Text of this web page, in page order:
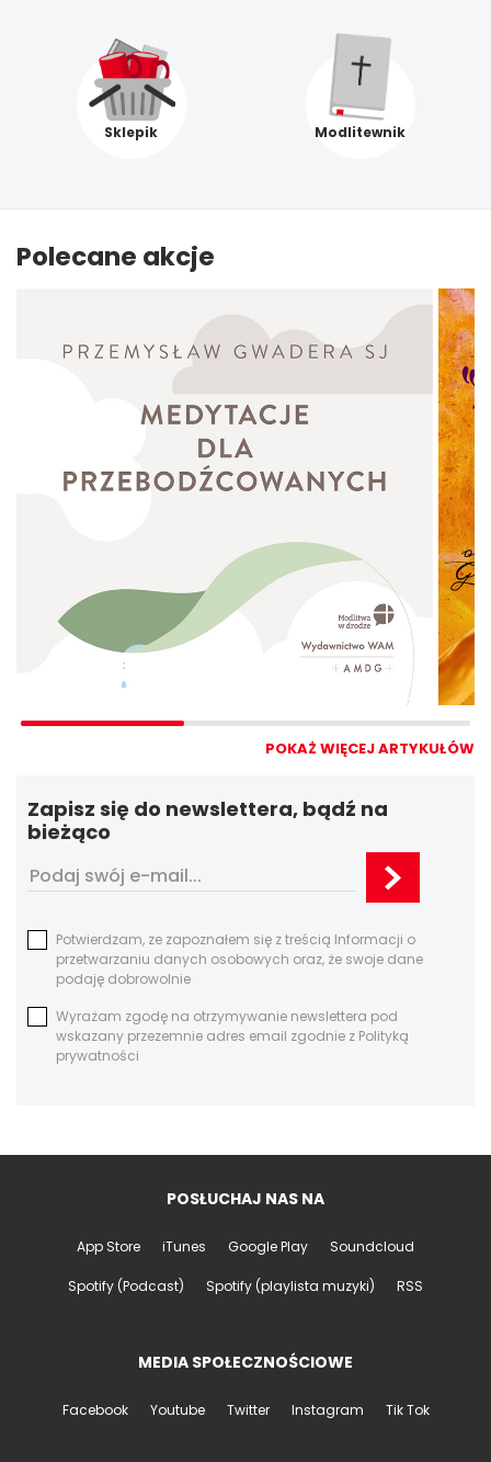
Sklepik Modlitewnik
Polecane akcje
POKAŻ WIĘCEJ ARTYKUŁÓW
Zapisz się do newslettera, bądź na
bieżąco
Potwierdzam, ze zapoznałem się z treścią Informacji o
przetwarzaniu danych osobowych oraz, że swoje dane
podaję dobrowolnie
Wyrażam zgodę na otrzymywanie newslettera pod
wskazany przezemnie adres email zgodnie z Polityką
prywatności
POSŁUCHAJ NAS NA
App Store iTunes Google Play Soundcloud
Spotify (Podcast) Spotify (playlista muzyki) RSS
MEDIA SPOŁECZNOŚCIOWE
Facebook Youtube Twitter Instagram Tik Tok